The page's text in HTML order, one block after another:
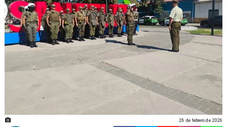
26 de febrero de 2026